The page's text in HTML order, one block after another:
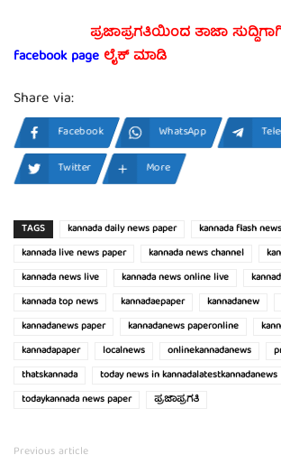
ಪ್ರಜಾಪ್ರಗತಿಯಿಂದ ತಾಜಾ
facebook page ಲೈಕ್ ಮಾಡಿ
Share via:
Facebook WhatsApp
Twitter
More
TAGS kannada daily news paper
kannada flash news
kannada live news paper
kannada news channel
kannada news live
kannada news online live
kannada top news
kannadaepaper kannadanew
kannadanews paper
kannadanews paperonline
kannadapaper
localnews onlinekannadanews
thatskannada
today news in kannadalatestkannadanews
todaykannada news paper
ಪ್ರಜಾಪ್ರಗತಿ
Previous article